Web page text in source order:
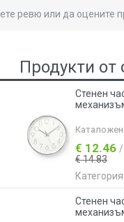
ревю или да оцените
Продукти от
Стенен
€ 12.46 /
€ 14.83
Категория:
Стенен